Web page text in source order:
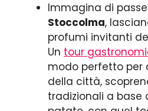
Immagina di
Stoccolma,
profumi invitanti
Un tour
modo perfetto per
della città,
tradizionali a base